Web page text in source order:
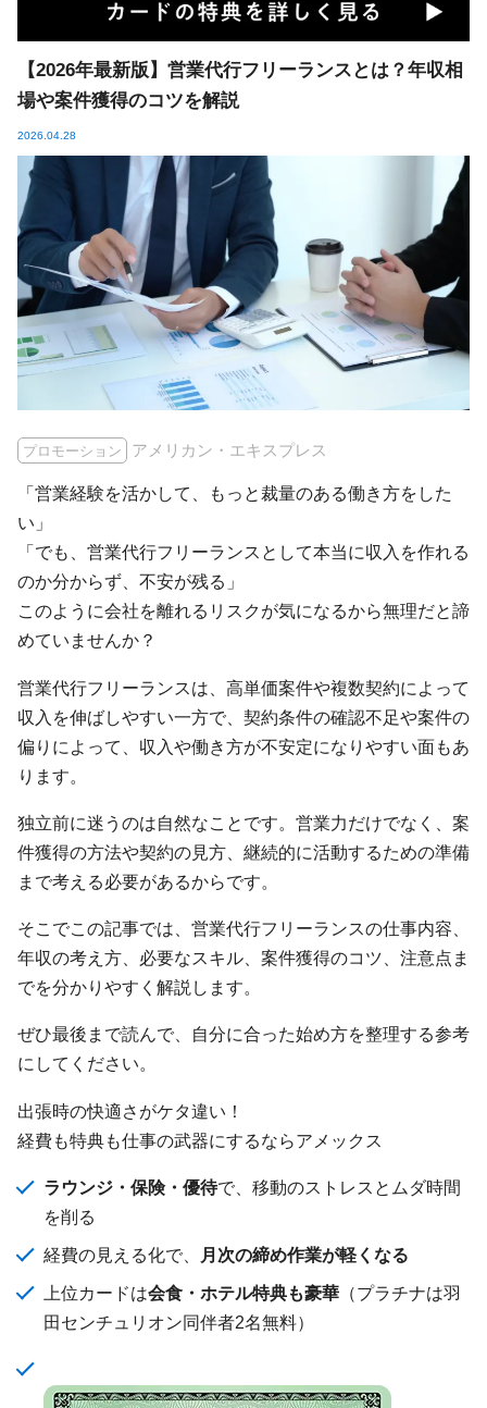
【2026年最新版】営業代行フリーランスとは？年収相
場や案件獲得のコツを解説
2026.04.28
プロモーション アメリカン・エキスプレス
「営業経験を活かして、もっと裁量のある働き方をした
い」
「でも、営業代行フリーランスとして本当に収入を作れる
のか分からず、不安が残る」
このように会社を離れるリスクが気になるから無理だと諦
めていませんか？
営業代行フリーランスは、高単価案件や複数契約によって
収入を伸ばしやすい一方で、契約条件の確認不足や案件の
偏りによって、収入や働き方が不安定になりやすい面もあ
ります。
独立前に迷うのは自然なことです。営業力だけでなく、案
件獲得の方法や契約の見方、継続的に活動するための準備
まで考える必要があるからです。
そこでこの記事では、営業代行フリーランスの仕事内容、
年収の考え方、必要なスキル、案件獲得のコツ、注意点ま
でを分かりやすく解説します。
ぜひ最後まで読んで、自分に合った始め方を整理する参考
にしてください。
出張時の快適さがケタ違い！
経費も特典も仕事の武器にするならアメックス
ラウンジ・保険・優待で、移動のストレスとムダ時間
を削る
経費の見える化で、
月次の締め作業が軽くなる
上位カードは会食・ホテル特典も豪華 （プラチナは羽
田センチュリオン同伴者2名無料）